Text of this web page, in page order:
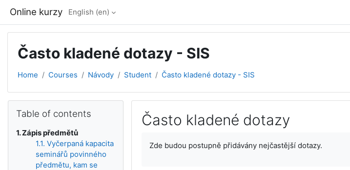
Online kurzy English ‎(en)‎
Často kladené dotazy - SIS
Home Courses Návody Student Často kladené dotazy - SIS
Často kladené dotazy
Zde budou postupně přidávány nejčastější dotazy.
Blocks
Table of contents
1. Zápis předmětů
1.1. Vyčerpaná kapacita
seminářů povinného
předmětu, kam se